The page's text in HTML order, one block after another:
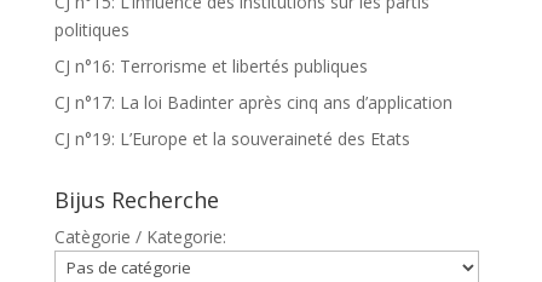
politiques
CJ n°16: Terrorisme et libertés publiques
CJ n°17: La loi Badinter après cinq ans d’application
CJ n°19: L’Europe et la souveraineté des Etats
Bijus Recherche
Catègorie / Kategorie: